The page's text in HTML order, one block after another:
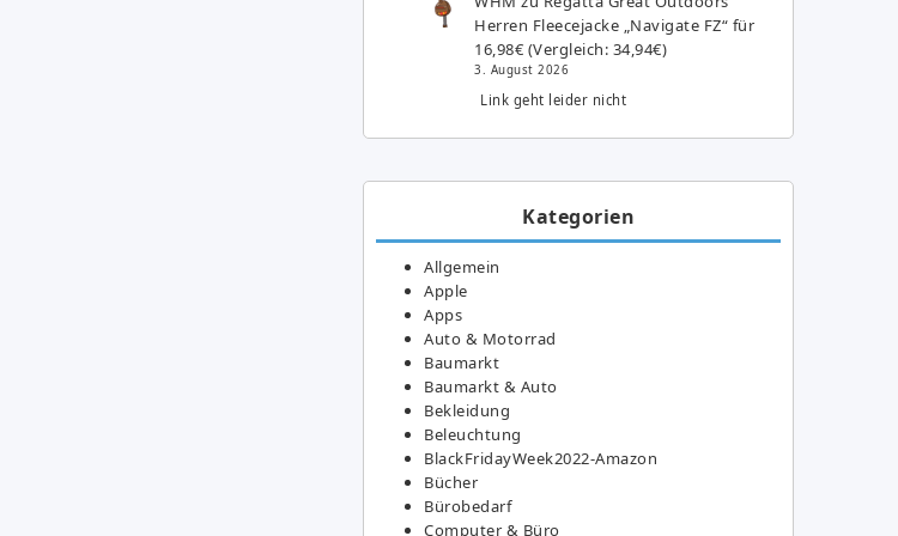
Herren Fleecejacke „Navigate FZ“ für
16,98€ (Vergleich: 34,94€)
3. August 2026
Link geht leider nicht
Kategorien
Allgemein
Apple
Apps
Auto & Motorrad
Baumarkt
Baumarkt & Auto
Bekleidung
Beleuchtung
BlackFridayWeek2022-Amazon
Bücher
Bürobedarf
Computer & Büro